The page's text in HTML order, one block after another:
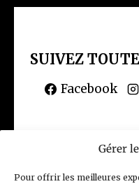
Gérer
Pour offrir les meilleures
SUIVEZ
Facebook
(CGV)